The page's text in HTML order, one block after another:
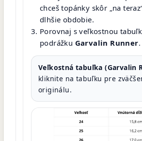
chceš topánky skôr „na
dlhšie obdobie.
Porovnaj s veľkostnou
podrážku Garvalin Runner.
Veľkostná tabuľka (Garvalin
kliknite na tabuľku pre
originálu.